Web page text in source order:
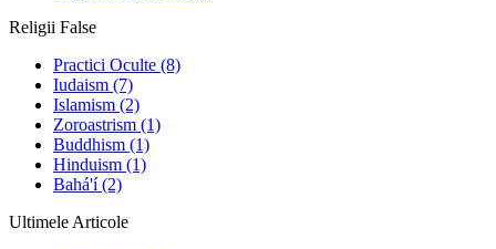
Religii False
Practici Oculte (8)
Iudaism (7)
Islamism (2)
Zoroastrism (1)
Buddhism (1)
Hinduism (1)
Bahá'í(2)
Ultimele Articole